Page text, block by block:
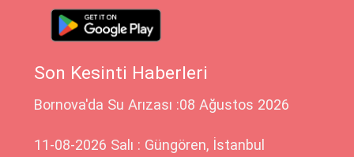
Son Kesinti Haberleri
Bornova'da Su Arızası :08 Ağustos 2026
11-08-2026 Salı : Güngören, İstanbul